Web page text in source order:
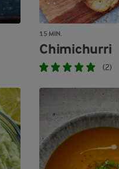
15 MIN.
Chimichurri
(2)